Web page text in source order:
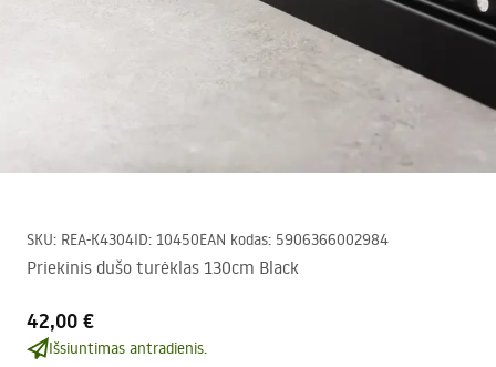
SKU: REA-K4304ID: 10450EAN kodas: 5906366002984
Priekinis dušo turėklas 130cm Black
42,00 €
Išsiuntimas antradienis.